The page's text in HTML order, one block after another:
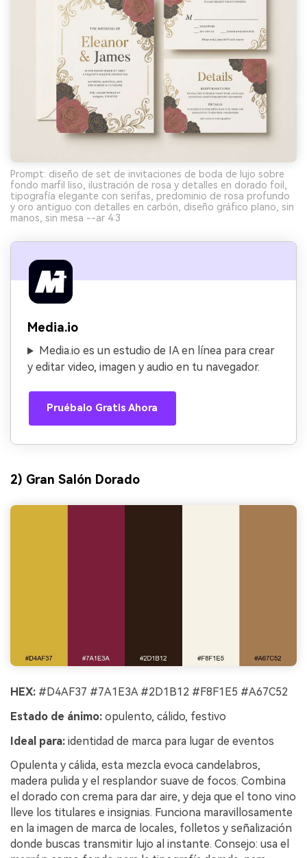
Prompt: diseño de set de invitaciones de boda de lujo sobre
fondo marfil liso, ilustración de rosa y detalles en dorado foil,
tipografía elegante con serifas, predominio de rosa profundo
y oro antiguo con detalles en carbón, diseño gráfico plano, sin
manos, sin mesa --ar 4:3
Media.io
Media.io es un estudio de IA en línea para crear
y editar video, imagen y audio en tu navegador.
Pruébalo Gratis Ahora
2) Gran Salón Dorado
HEX: #D4AF37 #7A1E3A #2D1B12 #F8F1E5 #A67C52
Estado de ánimo: opulento, cálido, festivo
Ideal para: identidad de marca para lugar de eventos
Opulenta y cálida, esta mezcla evoca candelabros,
madera pulida y el resplandor suave de focos. Combina
el dorado con crema para dar aire, y deja que el tono vino
lleve los titulares e insignias. Funciona maravillosamente
en la imagen de marca de locales, folletos y señalización
donde buscas transmitir lujo al instante. Consejo: usa el